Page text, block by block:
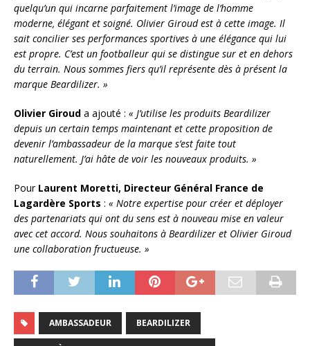
quelqu’un qui incarne parfaitement l’image de l’homme
moderne, élégant et soigné. Olivier Giroud est à cette image. Il
sait concilier ses performances sportives à une élégance qui lui
est propre. C’est un footballeur qui se distingue sur et en dehors
du terrain. Nous sommes fiers qu’il représente dès à présent la
marque Beardilizer. »
Olivier Giroud a ajouté : « J’utilise les produits Beardilizer
depuis un certain temps maintenant et cette proposition de
devenir l’ambassadeur de la marque s’est faite tout
naturellement. J’ai hâte de voir les nouveaux produits. »
Pour Laurent Moretti, Directeur Général France de
Lagardère Sports : « Notre expertise pour créer et déployer
des partenariats qui ont du sens est à nouveau mise en valeur
avec cet accord. Nous souhaitons à Beardilizer et Olivier Giroud
une collaboration fructueuse. »
AMBASSADEUR BEARDILIZER